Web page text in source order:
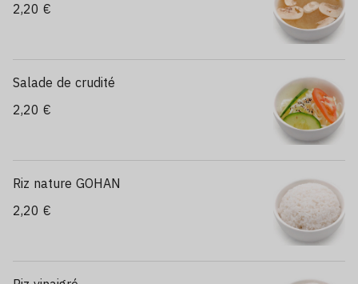
2,20 €
Salade de crudité
2,20 €
Riz nature GOHAN
2,20 €